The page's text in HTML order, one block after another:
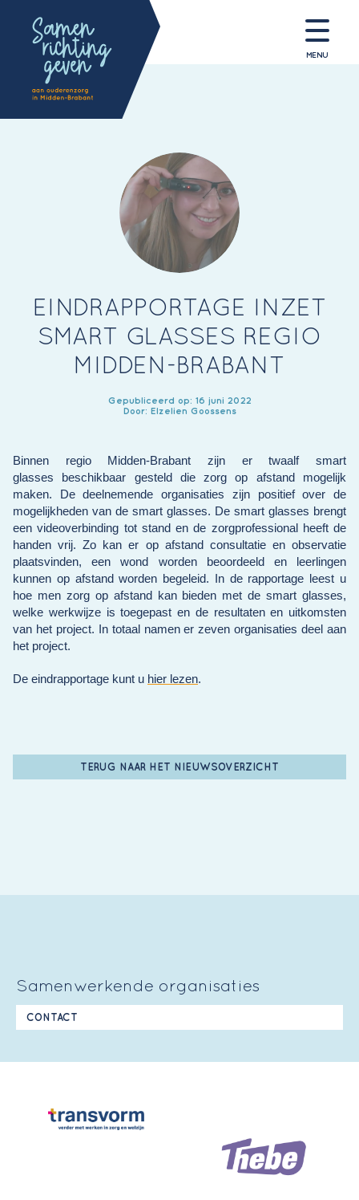
MENU
EINDRAPPORTAGE INZET
SMART GLASSES REGIO
MIDDEN-BRABANT
Gepubliceerd op: 16 juni 2022
Door: Elzelien Goossens
Binnen regio Midden-Brabant zijn er twaalf smart
glasses beschikbaar gesteld die zorg op afstand mogelijk
maken. De deelnemende organisaties zijn positief over de
mogelijkheden van de smart glasses. De smart glasses brengt
een videoverbinding tot stand en de zorgprofessional heeft de
handen vrij. Zo kan er op afstand consultatie en observatie
plaatsvinden, een wond worden beoordeeld en leerlingen
kunnen op afstand worden begeleid. In de rapportage leest u
hoe men zorg op afstand kan bieden met de smart glasses,
welke werkwijze is toegepast en de resultaten en uitkomsten
van het project. In totaal namen er zeven organisaties deel aan
het project.
De eindrapportage kunt u hier lezen.
TERUG NAAR HET NIEUWSOVERZICHT
Samenwerkende organisaties
CONTACT